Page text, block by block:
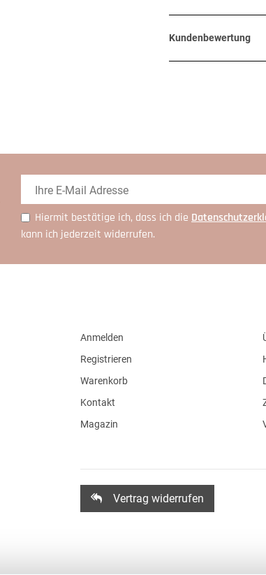
Kundenbewertung
Hiermit bestätige ich, dass ich die
kann ich jederzeit widerrufen.
Anmelden
Registrieren
Warenkorb
Kontakt
Magazin
Vertrag widerrufen